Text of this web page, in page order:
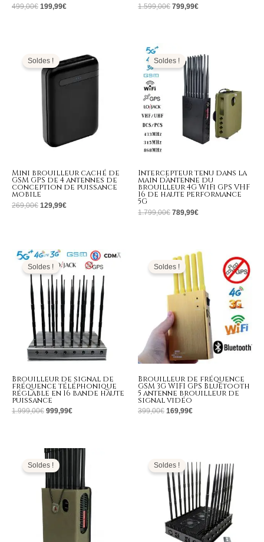
499,00€ 199,99€ 1.599,00€ 799,99€
Soldes !
Mini brouilleur caché de
GSM GPS de 4 antennes de
conception de puissance
mobile
269,00€
initial
était :
269,00€.
129,99€
actuel
est :
129,99€.
Soldes !
Intercepteur tenu dans la
main d’antenne du
brouilleur 4G WiFi GPS VHF
16 de haute performance
5G
1.799,00€
initial
était :
1.799,00€.
789,99€
prix
actuel
est :
789,99€.
Soldes !
Brouilleur de signal de
fréquence téléphonique
réglable en 16 bande haute
puissance
1.999,00€
Le
prix
initial
était :
1.999,00€.
999,99€
Le
prix
actuel
999,99€.
Soldes !
Brouilleur de fréquence
GSM 3G WIFI GPS Bluetooth
5 antenne brouilleur de
signal vidéo
399,00€
prix
initial
était :
399,00€.
169,99€
Le
prix
actuel
est :
169,99€.
Soldes !
Le
prix
initial
était :
1.999,00€.
Le
prix
actuel
est :
899,99€.
Soldes !initial
était :
2.399,00€.
actuel
est :
1.099,99€.